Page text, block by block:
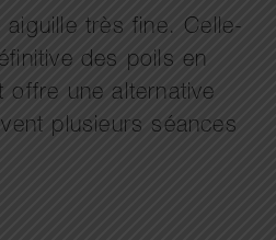
aiguille très fine. Celle-
des poils en
une alternative
plusieurs séances